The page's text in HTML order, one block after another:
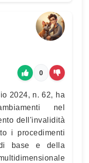
0
2024, n. 62, ha
nel
dell'invalidità
i procedimenti
base e della